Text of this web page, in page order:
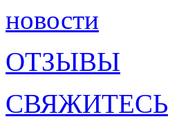
новости
ОТЗЫВЫ
СВЯЖИТЕСЬ